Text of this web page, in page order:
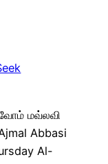
மவ்லவி
Abbasi
Al-